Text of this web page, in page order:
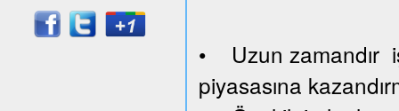
• Uzun zamandır
piyasasına